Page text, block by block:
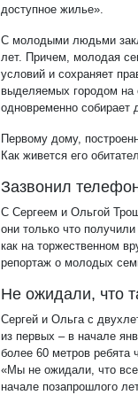
доступное жилье».
С молодыми людьми
лет. Причем, молодая
условий и сохраняет
выделяемых городом на
одновременно собирает
Первому дому,
Как живется его
Зазвонил
С Сергеем и Ольгой
они только что
как на торжественном
репортаж о молодых
Не ожидали, что
Сергей и Ольга с
из первых – в начале
более 60 метров ребята
«Мы не ожидали, что все
начале позапрошлого